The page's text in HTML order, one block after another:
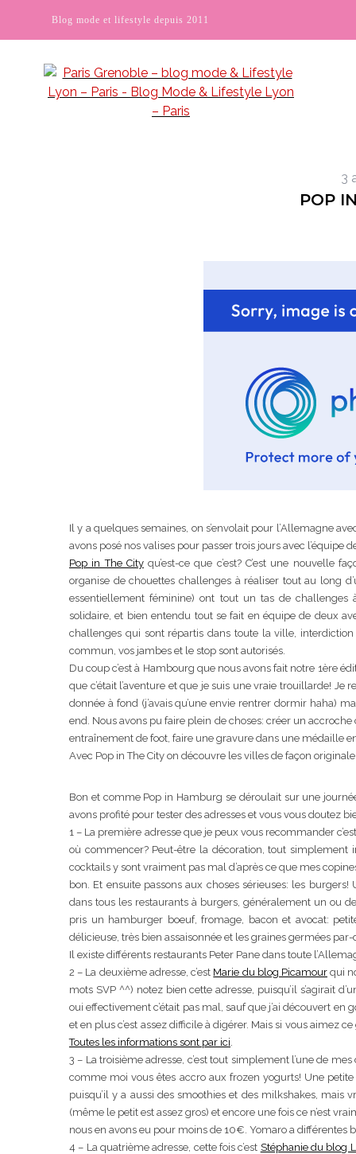
Blog mode et lifestyle depuis 2011
3
POP
Il y a quelques semaines, on s’envolait pour l’Allemagne
avons posé nos valises pour passer trois jours avec l’équipe
Pop in The Cityqu’est-ce que c’est? C’est une nouvelle
organise de chouettes challenges à réaliser tout au long
essentiellement féminine) ont tout un tas de
solidaire, et bien entendu tout se fait en équipe de deux
challenges qui sont répartis dans toute la ville,
commun, vos jambes et le stop sont autorisés.
Du coup c’est à Hambourg que nous avons fait notre 1ère
que c’était l’aventure et que je suis une vraie trouillarde! Je
donnée à fond (j’avais qu’une envie rentrer dormir haha)
end. Nous avons pu faire plein de choses: créer un
entraînement de foot, faire une gravure dans une médaille
Avec Pop in The City on découvre les villes de façon
Bon et comme Pop in Hamburg se déroulait sur une
avons profité pour tester des adresses et vous vous doutez
1 – La première adresse que je peux vous recommander
où commencer? Peut-être la décoration, tout simplement
cocktails y sont vraiment pas mal d’après ce que mes
bon. Et ensuite passons aux choses sérieuses: les
dans tous les restaurants à burgers, généralement un ou
pris un hamburger boeuf, fromage, bacon et avocat:
délicieuse, très bien assaisonnée et les graines germées par-
Il existe différents restaurants Peter Pane dans toute
2 – La deuxième adresse, c’est Marie du blog Picamourqui
mots SVP ^^) notez bien cette adresse, puisqu’il s’agirait
oui effectivement c’était pas mal, sauf que j’ai découvert
et en plus c’est assez difficile à digérer. Mais si vous aimez
Toutes les informations sont par ici.
3 – La troisième adresse, c’est tout simplement l’une de
comme moi vous êtes accro aux frozen yogurts! Une
puisqu’il y a aussi des smoothies et des milkshakes,
(même le petit est assez gros) et encore une fois ce n’est
nous en avons eu pour moins de 10€. Yomaro a différentes
4 – La quatrième adresse, cette fois c’est Stéphanie du blog